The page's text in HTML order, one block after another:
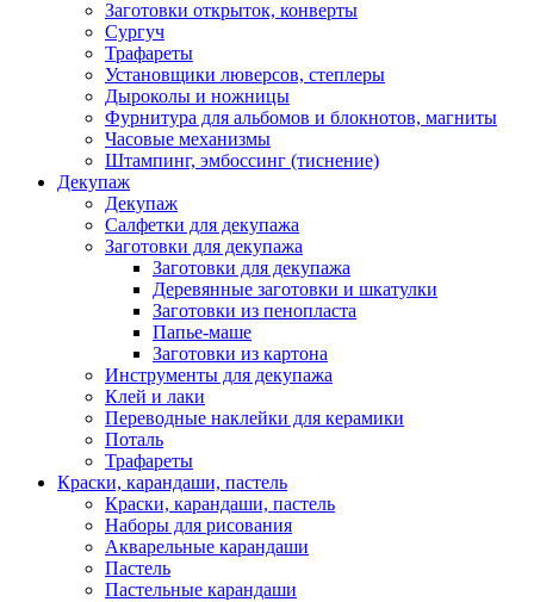
Заготовки открыток, конверты
Сургуч
Трафареты
Установщики люверсов, степлеры
Дыроколы и ножницы
Фурнитура для альбомов и блокнотов, магниты
Часовые механизмы
Штампинг, эмбоссинг (тиснение)
Декупаж
Декупаж
Салфетки для декупажа
Заготовки для декупажа
Заготовки для декупажа
Деревянные заготовки и шкатулки
Заготовки из пенопласта
Папье-маше
Заготовки из картона
Инструменты для декупажа
Клей и лаки
Переводные наклейки для керамики
Поталь
Трафареты
Краски, карандаши, пастель
Краски, карандаши, пастель
Наборы для рисования
Акварельные карандаши
Пастель
Пастельные карандаши